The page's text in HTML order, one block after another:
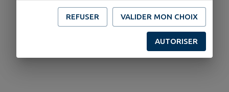
REFUSER VALIDER MON CHOIX
AUTORISER